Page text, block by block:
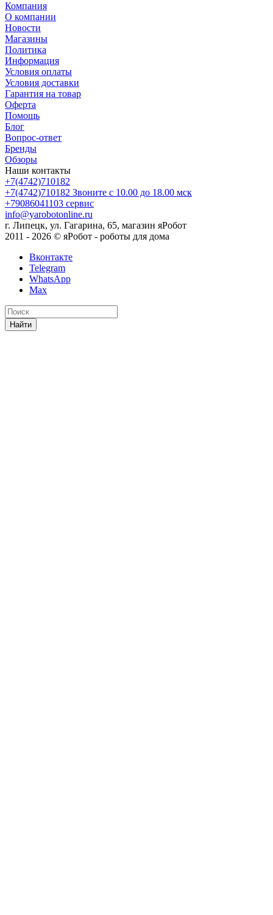
Компания
О компании
Новости
Магазины
Политика
Информация
Условия оплаты
Условия доставки
Гарантия на товар
Оферта
Помощь
Блог
Вопрос-ответ
Бренды
Обзоры
Наши контакты
+7(4742)710182
+7(4742)710182 Звоните с 10.00 до 18.00 мск
+79086041103 сервис
info@yarobotonline.ru
г. Липецк, ул. Гагарина, 65, магазин яРобот
2011 - 2026 © яРобот - роботы для дома
Вконтакте
Telegram
WhatsApp
Max
Найти